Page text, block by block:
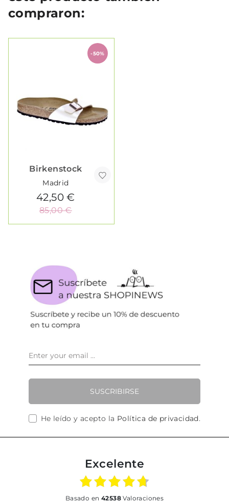
compraron:
-50%
Birkenstock
Madrid
42,50 €
85,00 €
SUSCRIBIRSE
He leído y acepto la Política de privacidad.
Excelente
basado en 42538Valoraciones